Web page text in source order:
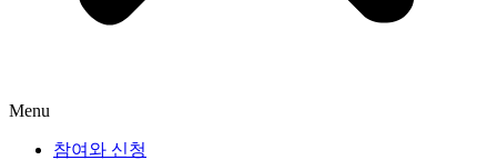
Menu
참여와 신청